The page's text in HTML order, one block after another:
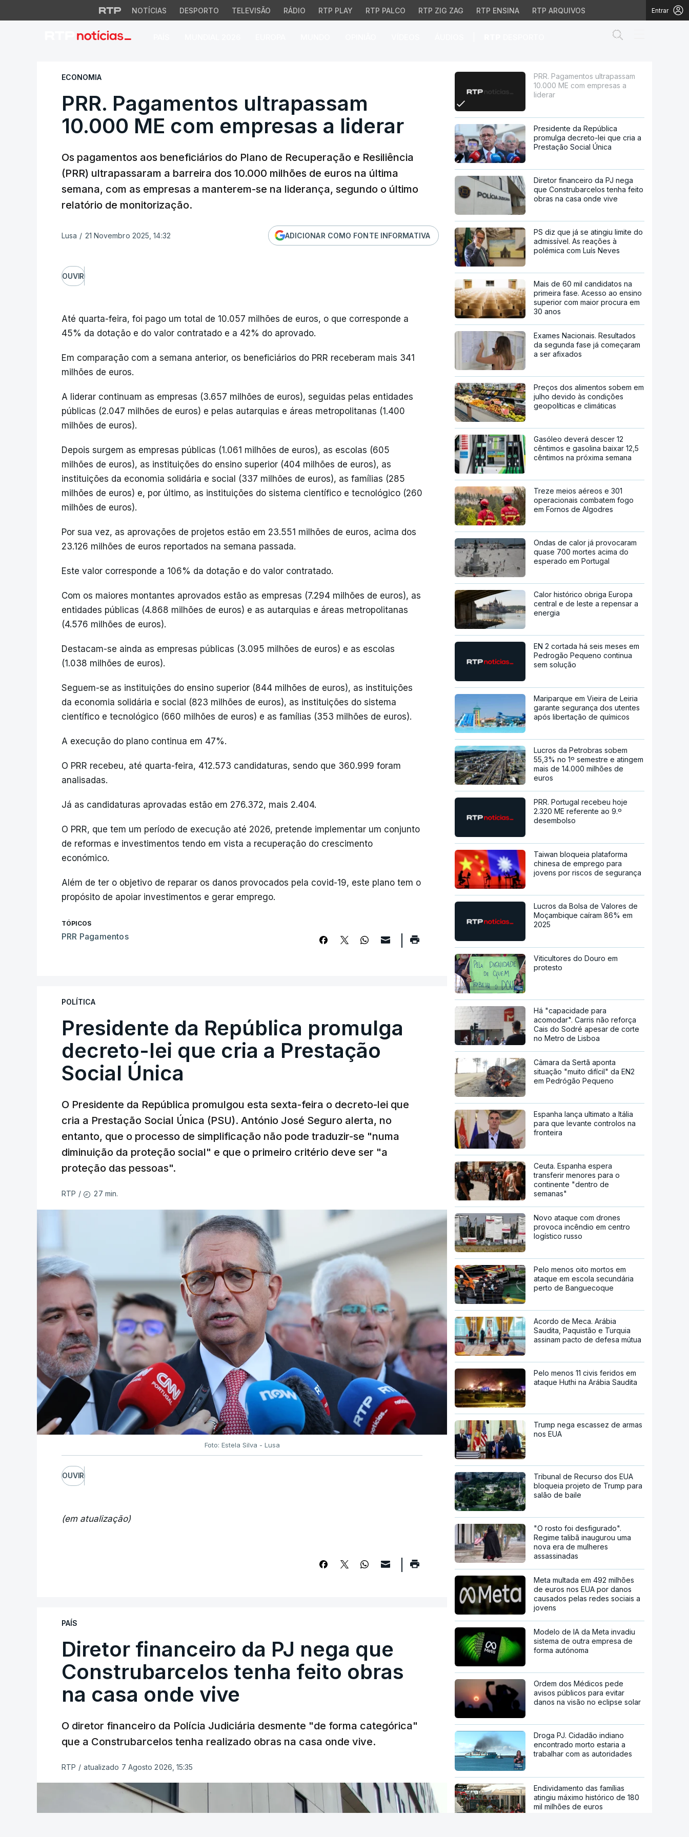
NOTÍCIAS DESPORTO TELEVISÃO RÁDIO RTP PLAY RTP PALCO RTP ZIG ZAG RTP ENSINA RTP ARQUIVOS Entrar
PRR. Pagamentos ultrapassam 10.000 ME com empresas a liderar
ECONOMIA
PRR. Pagamentos ultrapassam
10.000 ME com empresas a liderar
Os pagamentos aos beneficiários do Plano de Recuperação e Resiliência
(PRR) ultrapassaram a barreira dos 10.000 milhões de euros na última
semana, com as empresas a manterem-se na liderança, segundo o último
relatório de monitorização.
Lusa / 21 Novembro 2025, 14:32 ADICIONAR COMO FONTE INFORMATIVA
OUVIR
Até quarta-feira, foi pago um total de 10.057 milhões de euros, o que corresponde a
45% da dotação e do valor contratado e a 42% do aprovado.
Em comparação com a semana anterior, os beneficiários do PRR receberam mais 341
milhões de euros.
A liderar continuam as empresas (3.657 milhões de euros), seguidas pelas entidades
públicas (2.047 milhões de euros) e pelas autarquias e áreas metropolitanas (1.400
milhões de euros).
Depois surgem as empresas públicas (1.061 milhões de euros), as escolas (605
milhões de euros), as instituições do ensino superior (404 milhões de euros), as
instituições da economia solidária e social (337 milhões de euros), as famílias (285
milhões de euros) e, por último, as instituições do sistema científico e tecnológico (260
milhões de euros).
Por sua vez, as aprovações de projetos estão em 23.551 milhões de euros, acima dos
23.126 milhões de euros reportados na semana passada.
Este valor corresponde a 106% da dotação e do valor contratado.
Com os maiores montantes aprovados estão as empresas (7.294 milhões de euros), as
entidades públicas (4.868 milhões de euros) e as autarquias e áreas metropolitanas
(4.576 milhões de euros).
Destacam-se ainda as empresas públicas (3.095 milhões de euros) e as escolas
(1.038 milhões de euros).
Seguem-se as instituições do ensino superior (844 milhões de euros), as instituições
da economia solidária e social (823 milhões de euros), as instituições do sistema
científico e tecnológico (660 milhões de euros) e as famílias (353 milhões de euros).
A execução do plano continua em 47%.
O PRR recebeu, até quarta-feira, 412.573 candidaturas, sendo que 360.999 foram
analisadas.
Já as candidaturas aprovadas estão em 276.372, mais 2.404.
O PRR, que tem um período de execução até 2026, pretende implementar um conjunto
de reformas e investimentos tendo em vista a recuperação do crescimento
económico.
Além de ter o objetivo de reparar os danos provocados pela covid-19, este plano tem o
propósito de apoiar investimentos e gerar emprego.
TÓPICOS
PRR Pagamentos
POLÍTICA
Presidente da República promulga
decreto-lei que cria a Prestação
Social Única
O Presidente da República promulgou esta sexta-feira o decreto-lei que
cria a Prestação Social Única (PSU). António José Seguro alerta, no
entanto, que o processo de simplificação não pode traduzir-se "numa
diminuição da proteção social" e que o primeiro critério deve ser "a
proteção das pessoas".
RTP / 27 min.
Foto: Estela Silva - Lusa
OUVIR
(em atualização)
PAÍS
Diretor financeiro da PJ nega que
Construbarcelos tenha feito obras
na casa onde vive
O diretor financeiro da Polícia Judiciária desmente "de forma categórica"
que a Construbarcelos tenha realizado obras na casa onde vive.
RTP / atualizado 7 Agosto 2026, 15:35
PRR. Pagamentos ultrapassam
10.000 ME com empresas a
liderar
Presidente da República
promulga decreto-lei que cria a
Prestação Social Única
Diretor financeiro da PJ nega
que Construbarcelos tenha feito
obras na casa onde vive
PS diz que já se atingiu limite do
admissível. As reações à
polémica com Luís Neves
Mais de 60 mil candidatos na
primeira fase. Acesso ao ensino
superior com maior procura em
30 anos
Exames Nacionais. Resultados
da segunda fase já começaram
a ser afixados
Preços dos alimentos sobem em
julho devido às condições
geopolíticas e climáticas
Gasóleo deverá descer 12
cêntimos e gasolina baixar 12,5
cêntimos na próxima semana
Treze meios aéreos e 301
operacionais combatem fogo
em Fornos de Algodres
Ondas de calor já provocaram
quase 700 mortes acima do
esperado em Portugal
Calor histórico obriga Europa
central e de leste a repensar a
energia
EN 2 cortada há seis meses em
Pedrogão Pequeno continua
sem solução
Mariparque em Vieira de Leiria
garante segurança dos utentes
após libertação de químicos
Lucros da Petrobras sobem
55,3% no 1º semestre e atingem
mais de 14.000 milhões de
euros
PRR. Portugal recebeu hoje
2.320 ME referente ao 9.º
desembolso
Taiwan bloqueia plataforma
chinesa de emprego para
jovens por riscos de segurança
Lucros da Bolsa de Valores de
Moçambique caíram 86% em
2025
Viticultores do Douro em
protesto
Há "capacidade para
acomodar". Carris não reforça
Cais do Sodré apesar de corte
no Metro de Lisboa
Câmara da Sertã aponta
situação "muito difícil" da EN2
em Pedrógão Pequeno
Espanha lança ultimato a Itália
para que levante controlos na
fronteira
Ceuta. Espanha espera
transferir menores para o
continente "dentro de
semanas"
Novo ataque com drones
provoca incêndio em centro
logístico russo
Pelo menos oito mortos em
ataque em escola secundária
perto de Banguecoque
Acordo de Meca. Arábia
Saudita, Paquistão e Turquia
assinam pacto de defesa mútua
Pelo menos 11 civis feridos em
ataque Huthi na Arábia Saudita
Trump nega escassez de armas
nos EUA
Tribunal de Recurso dos EUA
bloqueia projeto de Trump para
salão de baile
"O rosto foi desfigurado".
Regime talibã inaugurou uma
nova era de mulheres
assassinadas
Meta multada em 492 milhões
de euros nos EUA por danos
causados pelas redes sociais a
jovens
Modelo de IA da Meta invadiu
sistema de outra empresa de
forma autónoma
Ordem dos Médicos pede
avisos públicos para evitar
danos na visão no eclipse solar
Droga PJ. Cidadão indiano
encontrado morto estaria a
trabalhar com as autoridades
Endividamento das famílias
atingiu máximo histórico de 180
mil milhões de euros